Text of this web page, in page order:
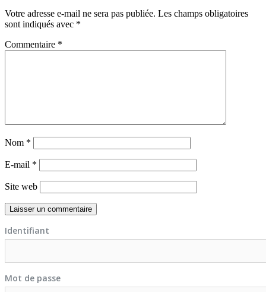
Votre adresse e-mail ne sera pas publiée. Les champs obligatoires
sont indiqués avec *
Commentaire *
Nom *
E-mail *
Site web
Identifiant
Mot de passe